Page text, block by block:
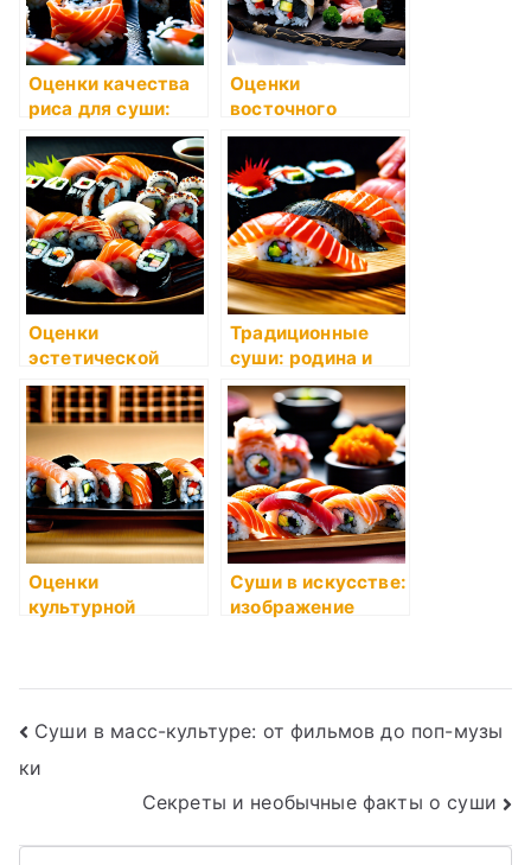
Оценки качества
риса для суши:
как выбрать
лучший?
Оценки
восточного
сервирования
блюд суши и
сашими
Оценки
эстетической
составляющей
суши: форма и
декор
Традиционные
суши: родина и
достоинства
Оценки
культурной
Суши в искусстве:
изображение
Навигация
по
записям
Суши в масс-культуре: от фильмов до поп-музы
ки
Секреты и необычные факты о суши